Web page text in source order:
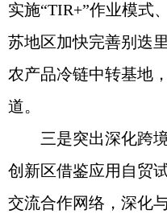
实施“TIR+”作业模式
苏地区加快完善别迭
农产品冷链中转基地
道。
三是突出深化跨
创新区借鉴应用自贸
交流合作网络，深化